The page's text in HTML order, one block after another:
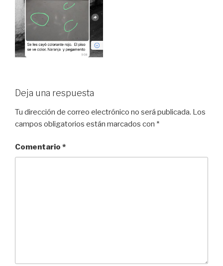
Deja una respuesta
Tu dirección de correo electrónico no será publicada. Los
campos obligatorios están marcados con *
Comentario *